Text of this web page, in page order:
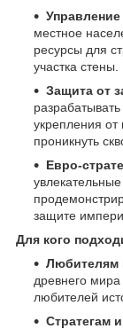
местное
ресурсы для
участка стены.
Защита от
укрепления от
проникнуть
Евро-
защите
Для кого
Любителям
древнего
любителей
Стратегам